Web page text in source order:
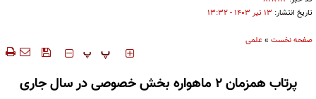
تاریخ انتشار: ۱۳ تير ۱۴۰۳ - ۱۳:۳۲
صفحه نخست »علمی
‍‍‍ پ پ
پرتاب همزمان ۲ ماهواره بخش خصوصی در سال جاری